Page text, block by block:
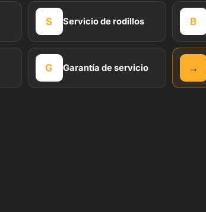
S Servicio de rodillos B
G Garantía de servicio →